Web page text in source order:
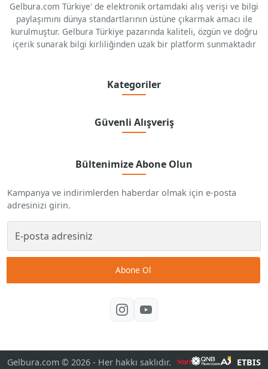
Gelbura.com Türkiye' de elektronik ortamdaki alış verişi ve bilgi
paylaşımını dünya standartlarının üstüne çıkarmak amacı ile
kurulmuştur. Gelbura Türkiye pazarında kaliteli, özgün ve doğru
içerik sunarak bilgi kirliliğinden uzak bir platform sunmaktadır
Kategoriler
Güvenli Alışveriş
Bültenimize Abone Olun
Kampanya ve indirimlerden haberdar olmak için e-posta
adresinizi girin.
Abone Ol
Gelbura.com © 2026 - Her hakkı saklıdır. ETBIS